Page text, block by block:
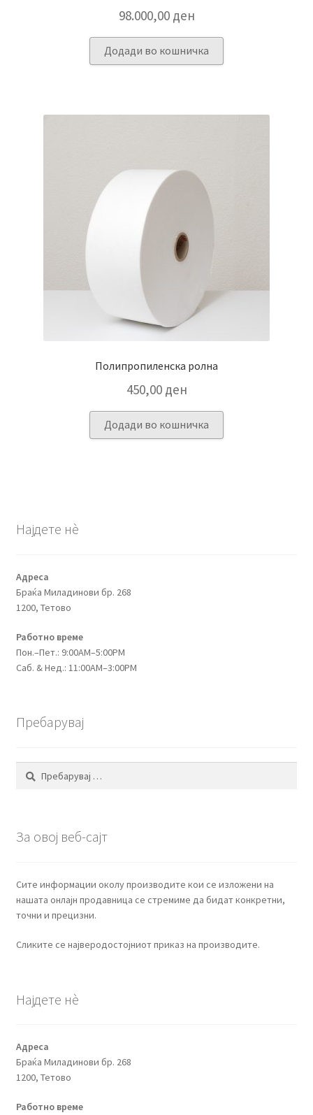
98.000,00 ден
Додади во кошничка
Полипропиленска ролна
450,00 ден
Додади во кошничка
Најдете нѐ
Адреса
Браќа Миладинови бр. 268
1200, Тетово
Работно време
Пон.–Пет.: 9:00AM–5:00PM
Саб. & Нед.: 11:00AM–3:00PM
Пребарувај
Пребарувај
За овој веб-сајт
Сите информации околу производите кои се изложени на
нашата онлајн продавница се стремиме да бидат конкретни,
точни и прецизни.
Сликите се најверодостојниот приказ на производите.
Најдете нѐ
Адреса
Браќа Миладинови бр. 268
1200, Тетово
Работно време